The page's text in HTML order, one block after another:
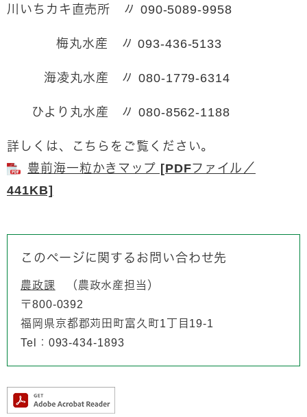
川いちカキ直売所 〃 090-5089-9958
梅丸水産 〃 093-436-5133
海凌丸水産 〃 080-1779-6314
ひより丸水産 〃 080-8562-1188
詳しくは、こちらをご覧ください。
豊前海一粒かきマップ [PDFファイル／
441KB]
このページに関するお問い合わせ先
農政課
農政水産担当
〒800-0392
福岡県京都郡苅田町富久町1丁目19-1
Tel：093-434-1893